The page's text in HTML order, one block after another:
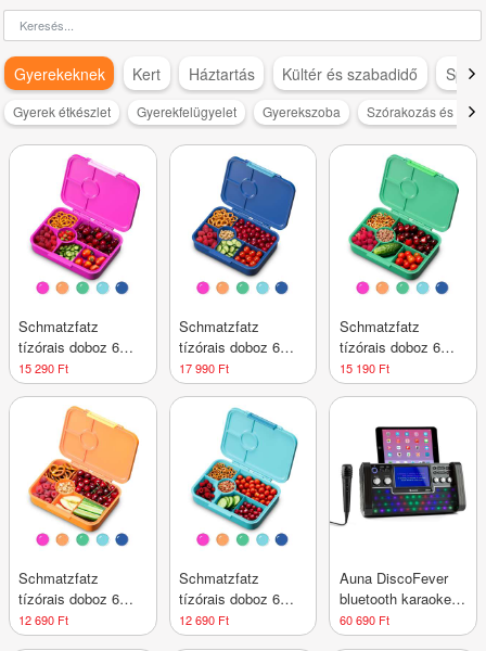
Gyerekeknek Kert Háztartás Kültér és szabadidő
Gyerek étkészlet Gyerekfelügyelet Gyerekszoba Szórakozás és
Schmatzfatz
tízórais doboz 6
rekesszel
15 290 Ft
Schmatzfatz
tízórais doboz 6
rekesszel
17 990 Ft
Schmatzfatz
tízórais doboz 6
rekesszel
15 190 Ft
Schmatzfatz
tízórais doboz 6
rekesszel
12 690 Ft
Schmatzfatz
tízórais doboz 6
rekesszel
12 690 Ft
Auna DiscoFever
bluetooth karaoke
rendszer, LED 7''
TFT kijelző, CD,
60 690 Ft